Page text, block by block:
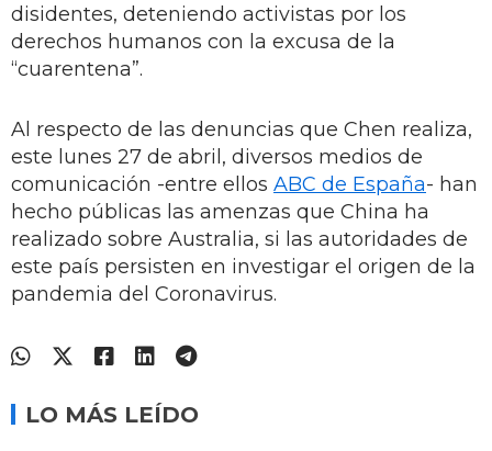
disidentes, deteniendo activistas por los
derechos humanos con la excusa de la
“cuarentena”.
Al respecto de las denuncias que Chen realiza,
este lunes 27 de abril, diversos medios de
comunicación -entre ellos ABC de España- han
hecho públicas las amenzas que China ha
realizado sobre Australia, si las autoridades de
este país persisten en investigar el origen de la
pandemia del Coronavirus.
LO MÁS LEÍDO